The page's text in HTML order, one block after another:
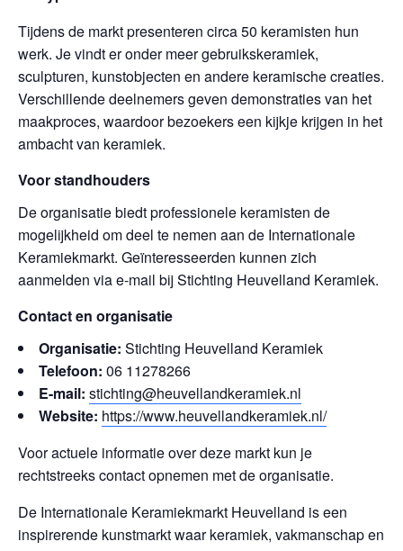
Tijdens de markt presenteren circa 50 keramisten hun
werk. Je vindt er onder meer gebruikskeramiek,
sculpturen, kunstobjecten en andere keramische creaties.
Verschillende deelnemers geven demonstraties van het
maakproces, waardoor bezoekers een kijkje krijgen in het
ambacht van keramiek.
Voor standhouders
De organisatie biedt professionele keramisten de
mogelijkheid om deel te nemen aan de Internationale
Keramiekmarkt. Geïnteresseerden kunnen zich
aanmelden via e-mail bij Stichting Heuvelland Keramiek.
Contact en organisatie
Organisatie: Stichting Heuvelland Keramiek
Telefoon: 06 11278266
E-mail: stichting@heuvellandkeramiek.nl
Website: https://www.heuvellandkeramiek.nl/
Voor actuele informatie over deze markt kun je
rechtstreeks contact opnemen met de organisatie.
De Internationale Keramiekmarkt Heuvelland is een
inspirerende kunstmarkt waar keramiek, vakmanschap en